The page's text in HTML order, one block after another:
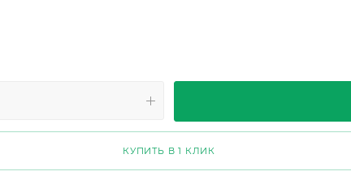
КУПИТЬ В 1 КЛИК